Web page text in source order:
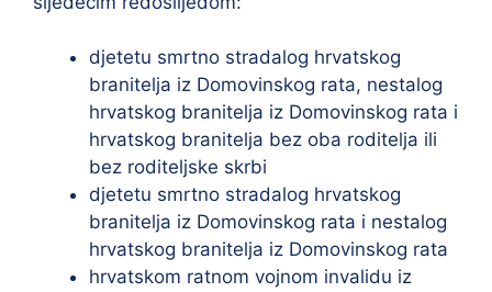
djetetu smrtno stradalog hrvatskog
branitelja iz Domovinskog rata, nestalog
hrvatskog branitelja iz Domovinskog rata i
hrvatskog branitelja bez oba roditelja ili
bez roditeljske skrbi
djetetu smrtno stradalog hrvatskog
branitelja iz Domovinskog rata i nestalog
hrvatskog branitelja iz Domovinskog rata
hrvatskom ratnom vojnom invalidu iz